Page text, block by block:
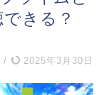
きる？
/ 2025年3月30日